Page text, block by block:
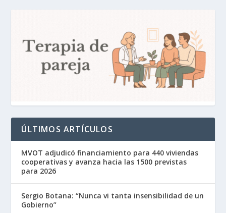
ÚLTIMOS ARTÍCULOS
MVOT adjudicó financiamiento para 440 viviendas
cooperativas y avanza hacia las 1500 previstas
para 2026
Sergio Botana: “Nunca vi tanta insensibilidad de un
Gobierno”